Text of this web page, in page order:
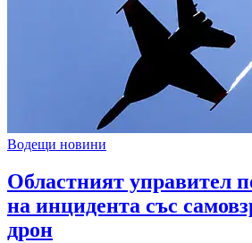
Водещи новини
Областният управител
на инцидента със
дрон